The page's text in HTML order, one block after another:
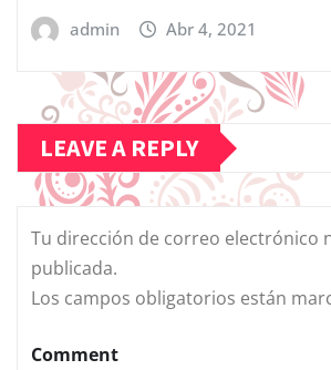
admin Abr 4, 2021
LEAVE A REPLY
Tu dirección de correo electrónico
publicada.
Los campos obligatorios están
Comment